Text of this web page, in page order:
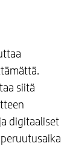
siitä
digitaaliset